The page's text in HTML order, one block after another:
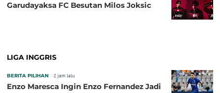
Garudayaksa FC Besutan Milos Joksic
LIGA INGGRIS
BERITA PILIHAN 2 jam lalu
Enzo Maresca Ingin Enzo Fernandez Jadi